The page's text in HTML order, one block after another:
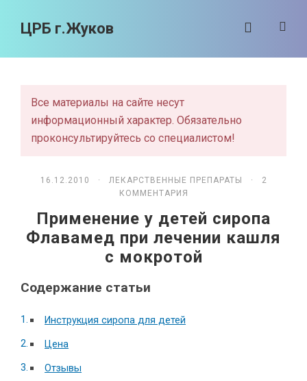
ЦРБ г.Жуков
Все материалы на сайте несут
информационный характер. Обязательно
проконсультируйтесь со специалистом!
16.12.2010 · ЛЕКАРСТВЕННЫЕ ПРЕПАРАТЫ
· 2
КОММЕНТАРИЯ
Применение у детей сиропа
Флавамед при лечении кашля
с мокротой
Содержание статьи
Инструкция сиропа для детей
Цена
Отзывы